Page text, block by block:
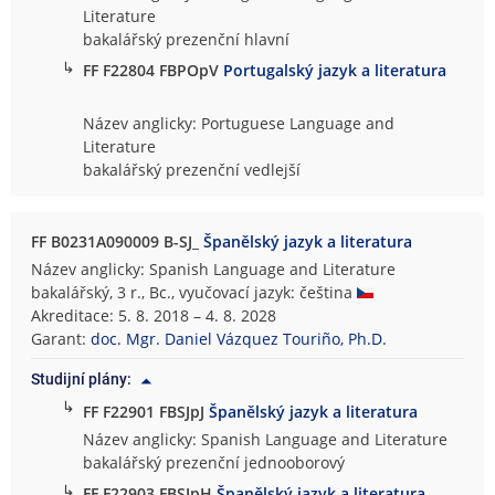
Literature
bakalářský prezenční hlavní
↳ FF F22804 FBPOpV Portugalský jazyk a literatura
Název anglicky: Portuguese Language and
Literature
bakalářský prezenční vedlejší
FF B0231A090009 B-SJ_Španělský jazyk a literatura
Název anglicky: Spanish Language and Literature
bakalářský, 3 r., Bc., vyučovací jazyk: čeština
Akreditace: 5. 8. 2018 – 4. 8. 2028
Garant:doc. Mgr. Daniel Vázquez Touriño, Ph.D.
Studijní plány:
↳ FF F22901 FBSJpJŠpanělský jazyk a literatura
Název anglicky: Spanish Language and Literature
bakalářský prezenční jednooborový
↳